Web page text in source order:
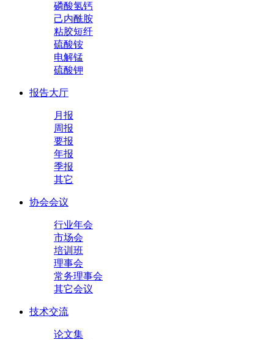
磷酸氢钙
己内酰胺
粘胶短纤
硫酸铵
电解锰
硫酸钾
报告大厅
月报
周报
要报
年报
季报
其它
协会会议
行业年会
市场会
培训班
理事会
常务理事会
其它会议
技术交流
论文集